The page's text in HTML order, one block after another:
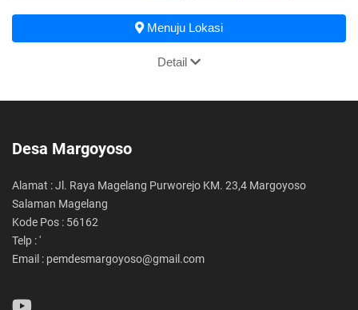
Menuju Lokasi
Detail
Desa Margoyoso
Alamat : Jl. Raya Magelang Purworejo KM. 23,4 Margoyoso
Salaman Magelang
Kode Pos : 56162
Telp : '
Email : pemdesmargoyoso@gmail.com